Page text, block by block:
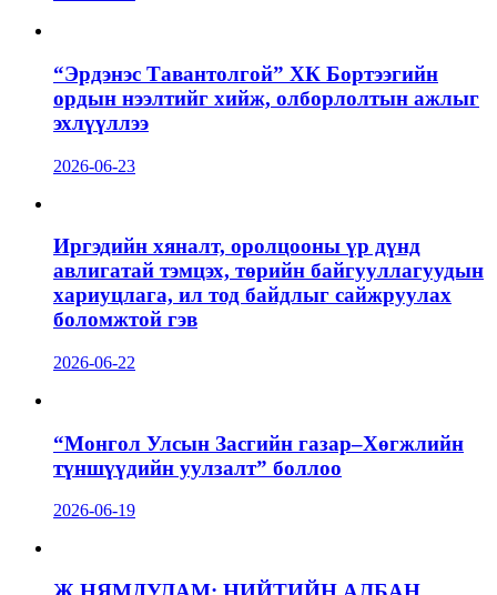
“Эрдэнэс Тавантолгой” ХК Бортээгийн
ордын нээлтийг хийж, олборлолтын ажлыг
эхлүүллээ
2026-06-23
Иргэдийн хяналт, оролцооны үр дүнд
авлигатай тэмцэх, төрийн байгууллагуудын
хариуцлага, ил тод байдлыг сайжруулах
боломжтой гэв
2026-06-22
“Монгол Улсын Засгийн газар–Хөгжлийн
түншүүдийн уулзалт” боллоо
2026-06-19